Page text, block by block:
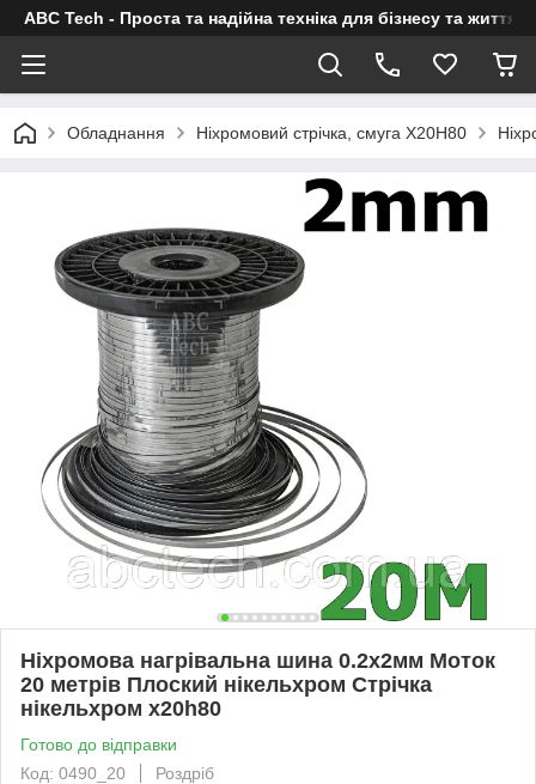
ABC Tech - Проста та надійна техніка для бізнесу та життя
Обладнання Ніхромовий стрічка, смуга Х20Н80
Ніхромова нагрівальна шина 0.2х2мм Моток
20 метрів Плоский нікельхром Стрічка
нікельхром x20h80
Готово до відправки
Код: 0490_20
Роздріб